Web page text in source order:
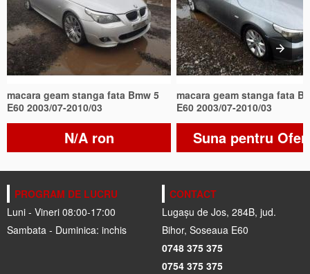
macara geam stanga fata Bmw 5
E60 2003/07-2010/03
N/A ron
macara geam stanga fata
E60 2003/07-2010/03
Suna pentru
PROGRAM DE LUCRU
Luni - Vineri 08:00-17:00
Sambata - Duminica: inchis
CONTACT
Lugașu de Jos, 284B, jud.
Bihor, Soseaua E60
0748 375 375
0754 375 375